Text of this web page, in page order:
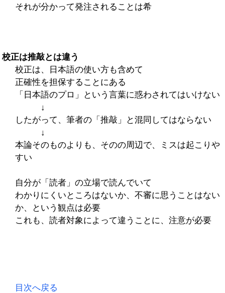
それが分かって発注されることは希
校正は推敲とは違う
校正は、日本語の使い方も含めて
正確性を担保することにある
「日本語のプロ」という言葉に惑わされてはいけない
↓
したがって、筆者の「推敲」と混同してはならない
↓
本論そのものよりも、そのの周辺で、ミスは起こりや
すい
自分が「読者」の立場で読んでいて
わかりにくいところはないか、不審に思うことはない
か、という観点は必要
これも、読者対象によって違うことに、注意が必要
目次へ戻る